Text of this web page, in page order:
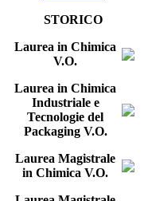
STORICO
Laurea in Chimica
V.O.
Laurea in Chimica
Industriale e
Tecnologie del
Packaging V.O.
Laurea Magistrale
in Chimica V.O.